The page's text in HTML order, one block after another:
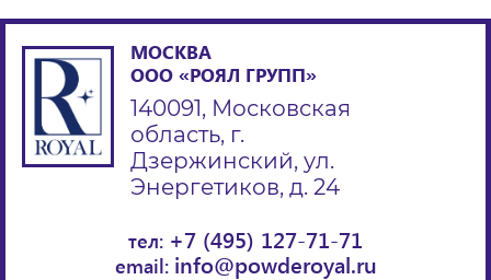
МОСКВА
ООО «РОЯЛ ГРУПП»
140091, Московская
область, г.
Дзержинский, ул.
Энергетиков, д. 24
тел: +7 (495) 127-71-71
email: info@powderoyal.ru